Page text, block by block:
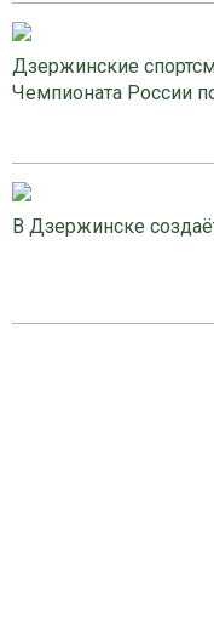
Дзержинские
Чемпионата России
В Дзержинске